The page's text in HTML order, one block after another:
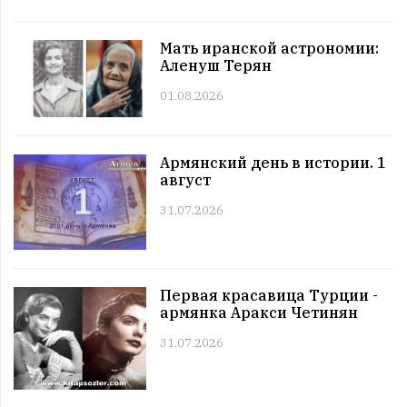
11:00 | 11.07 | 1026
ЗНАМЕНИТОСТИ
Именниники. 11 июль
10:00 | 11.07 | 1001
АРМЯНЕ
Армянский день в истории. 11 июль
Все праздники. 11 июль
08:00 | 11.07 | 984|
ГОРОСКОПЫ
Четверг. 11 июль
12:00 | 10.07 | 1022
Этот день в истории. 10 июль
11:00 | 10.07 | 1009
Именниники. 10 июль
10:00 | 10.07 | 987|
Армянский день в истории. 10 июль
09:00 | 10.07 |
989|
Все праздники. 10 июль
Мать иранской астрономии:
Аленуш Терян
01.08.2026
Армянский день в истории. 1
август
31.07.2026
Первая красавица Турции -
армянка Аракси Четинян
31.07.2026